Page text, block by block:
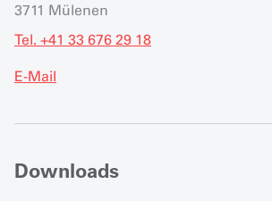
3711 Mülenen
Tel. +41 33 676 29 18
E-Mail
Downloads